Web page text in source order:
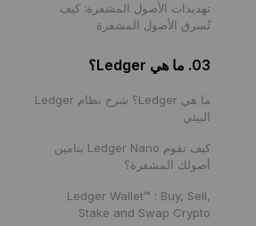
تهديدات الأصول المشفرة: كيف
تُسرق الأصول المشفرة
03. ما هي Ledger؟
ما هي Ledger؟ شرح نظام Ledger
البيئي
كيف تقوم Ledger Nano بتامين
أصولك المشفرة؟
Ledger Wallet™ : Buy, Sell,
Stake and Swap Crypto